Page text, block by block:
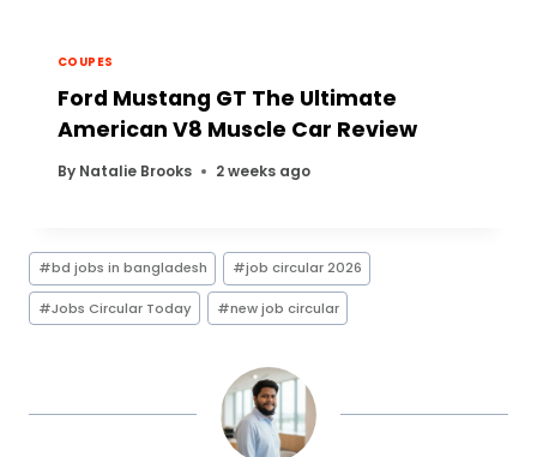
COUPES
Ford Mustang GT The Ultimate
American V8 Muscle Car Review
By Natalie Brooks 2 weeks ago
Post
Tags:
#bd jobs in bangladesh #job circular 2026
#Jobs Circular Today #new job circular